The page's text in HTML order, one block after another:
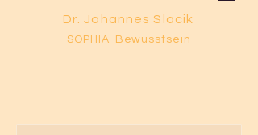
Dr. Johannes Slacik
SOPHIA-Bewusstsein